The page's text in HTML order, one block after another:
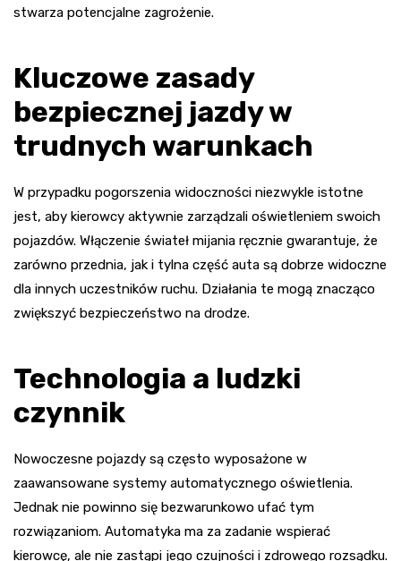
stwarza potencjalne zagrożenie.
Kluczowe zasady
bezpiecznej jazdy w
trudnych warunkach
W przypadku pogorszenia widoczności niezwykle istotne
jest, aby kierowcy aktywnie zarządzali oświetleniem swoich
pojazdów. Włączenie świateł mijania ręcznie gwarantuje, że
zarówno przednia, jak i tylna część auta są dobrze widoczne
dla innych uczestników ruchu. Działania te mogą znacząco
zwiększyć bezpieczeństwo na drodze.
Technologia a ludzki
czynnik
Nowoczesne pojazdy są często wyposażone w
zaawansowane systemy automatycznego oświetlenia.
Jednak nie powinno się bezwarunkowo ufać tym
rozwiązaniom. Automatyka ma za zadanie wspierać
kierowcę, ale nie zastąpi jego czujności i zdrowego rozsądku.